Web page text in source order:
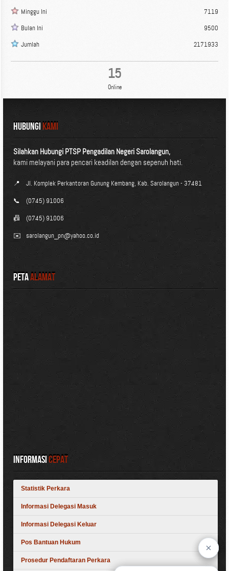
Minggu Ini
7119
Bulan Ini
9500
Jumlah
2171933
15
Online
HUBUNGIKAMI
Silahkan Hubungi PTSP Pengadilan Negeri Sarolangun,
kami melayani para pencari keadilan dengan sepenuh hati.
📍
Jl. Komplek Perkantoran Gunung Kembang, Kab. Sarolangun - 37481
📞
(0745) 91006
📠
(0745) 91006
✉️
sarolangun_pn@yahoo.co.id
PetaAlamat
InformasiCepat
Statistik Perkara
Informasi Delegasi Masuk
Informasi Delegasi Keluar
Pos Bantuan Hukum
Prosedur Pendaftaran Perkara